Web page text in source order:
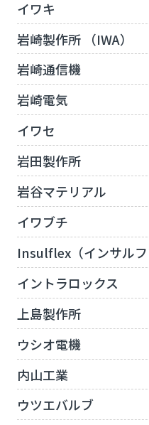
イワキ
岩崎製作所 （IWA）
岩崎通信機
岩崎電気
イワセ
岩田製作所
岩谷マテリアル
イワブチ
Insulflex（インサルフ
イントラロックス
上島製作所
ウシオ電機
内山工業
ウツエバルブ